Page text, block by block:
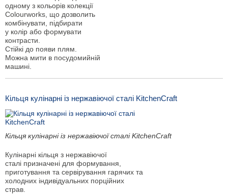
одному з кольорів колекції
Colourworks, що дозволить
комбінувати, підбирати
у колір або формувати
контрасти.
Стійкі до появи плям.
Можна мити в посудомийній
машині.
Кільця кулінарні із нержавіючої сталі KitchenCraft
Кільця кулінарні із нержавіючої сталі KitchenCraft
Кулінарні кільця з нержавіючої
сталі призначені для формування,
приготування та сервірування гарячих та
холодних індивідуальних порційних
страв.